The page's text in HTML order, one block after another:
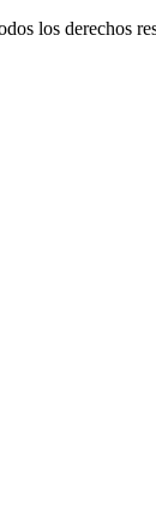
los derechos